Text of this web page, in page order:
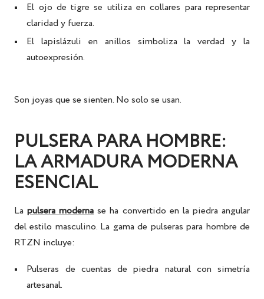
El ojo de tigre se utiliza en collares para representar
claridad y fuerza.
El lapislázuli
en anillos simboliza la verdad y la
autoexpresión.
Son joyas que se sienten. No solo se usan.
PULSERA PARA HOMBRE:
LA ARMADURA MODERNA
ESENCIAL
Lapulsera moderna se ha convertido en la piedra angular
del estilo masculino.La gamade pulseras para hombre de
RTZN incluye:
Pulseras de cuentas de piedra natural con simetría
artesanal.